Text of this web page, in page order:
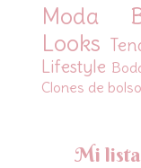
Moda
Looks
Lifestyle
Clones de
Mi